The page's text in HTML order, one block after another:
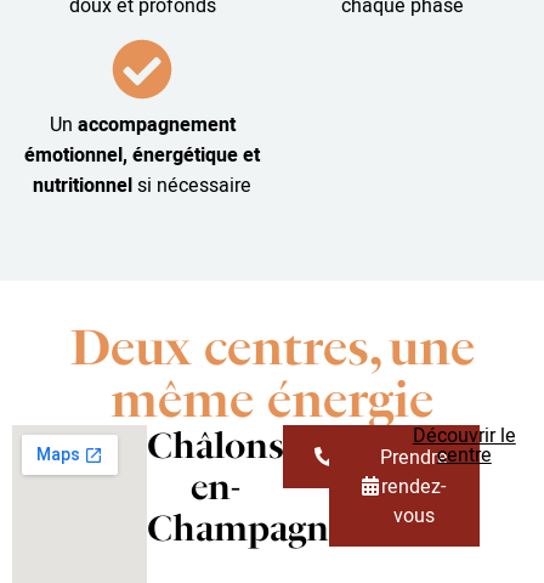
Un accompagnement
émotionnel, énergétique et
nutritionnelsi nécessaire
Deux centres, une
même énergie
Châlons-
en-
Champagne
Téléphone
Prendre
rendez-
vous
Découvrir le
centre